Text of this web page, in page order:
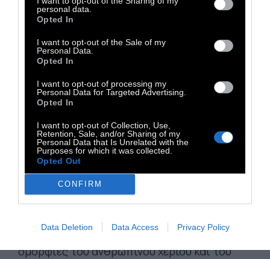
personal data.
Opted In
I want to opt-out of the Sale of my
Personal Data.
Opted In
I want to opt-out of processing my
Personal Data for Targeted Advertising.
Opted In
I want to opt-out of Collection, Use,
Retention, Sale, and/or Sharing of my
Personal Data that Is Unrelated with the
Purposes for which it was collected.
Opted Out
CONFIRM
Data Deletion Data Access Privacy Policy
στις σπηλιές όπου γεννιέται η ελευθερία της
επιθυμίας, και τις μπαζώνουμε με όλων των
ειδών τα σκατά και τα σκουπίδια που μας
πασάρουν σαν «αξίες», σαν «ηθική», σαν
ΝΕΚΡΟΤΑΦΕΙΟ δολοφονημένων επιθυμιών
και προσδοκιών, αφήνουμε τα πιο σημαντικά,
τα πιο ουσιαστικά πράγματα, όπως να
παίξουμε και να χαρούμε μεταξύ μας, να
παίξουμε και να χαρούμε με τα παιδιά και τα
κάνουμε έρωτα, να απολαύσουμε τη φύση, τις
ομορφιές του ανθρώπινου χεριού και του